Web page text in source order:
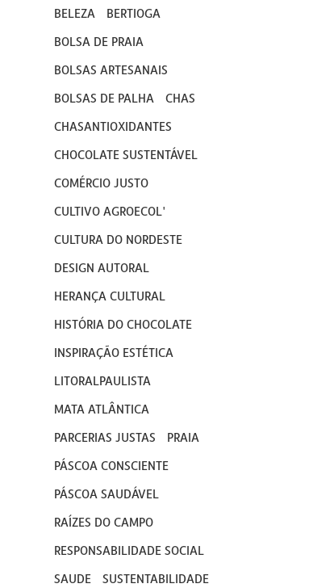
BELEZA BERTIOGA
BOLSA DE PRAIA
BOLSAS ARTESANAIS
BOLSAS DE PALHA CHAS
CHASANTIOXIDANTES
CHOCOLATE SUSTENTÁVEL
COMÉRCIO JUSTO
CULTIVO AGROECOL'
CULTURA DO NORDESTE
DESIGN AUTORAL
HERANÇA CULTURAL
HISTÓRIA DO CHOCOLATE
INSPIRAÇÃO ESTÉTICA
LITORALPAULISTA
MATA ATLÂNTICA
PARCERIAS JUSTAS PRAIA
PÁSCOA CONSCIENTE
PÁSCOA SAUDÁVEL
RAÍZES DO CAMPO
RESPONSABILIDADE SOCIAL
SAUDE SUSTENTABILIDADE